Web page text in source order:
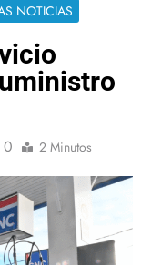
NOTICIAS
0 2 Minutos